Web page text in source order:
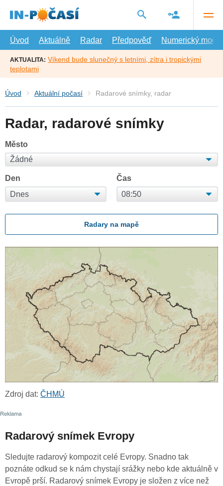
hlavní
Úvod
Aktuálně Radar Předpověď Numerický model
AKTUALITA: Víkend bude slunečný s letními, zítra i tropickými
teplotami
Úvod Aktuální počasí Radarové snímky, radar
Radar, radarové snímky
Město
Den Čas
Radary na mapě
Zdroj dat: ČHMÚ
Radarový snímek Evropy
Sledujte radarový kompozit celé Evropy. Snadno tak
poznáte odkud se k nám chystají srážky nebo kde aktuálně v
Evropě prší. Radarový snímek Evropy je složen z více než